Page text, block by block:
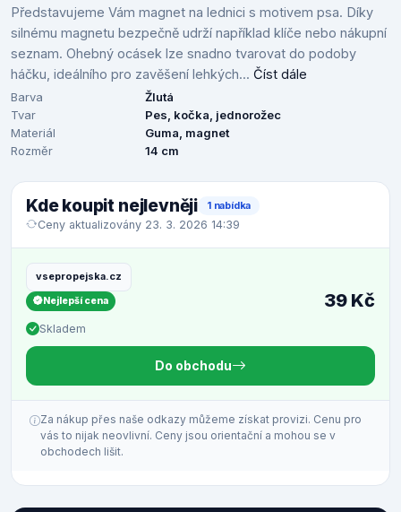
Představujeme Vám magnet na lednici s motivem psa. Díky
silnému magnetu bezpečně udrží například klíče nebo nákupní
seznam. Ohebný ocásek lze snadno tvarovat do podoby
háčku, ideálního pro zavěšení lehkých... Číst dále
Barva
Žlutá
Tvar
Pes, kočka, jednorožec
Materiál
Guma, magnet
Rozměr
14 cm
Kde koupit nejlevněji 1 nabídka
Ceny aktualizovány 23. 3. 2026 14:39
vsepropejska.cz
Nejlepší cena
Skladem
39 Kč
Do obchodu
Za nákup přes naše odkazy můžeme získat provizi. Cenu pro
vás to nijak neovlivní. Ceny jsou orientační a mohou se v
obchodech lišit.